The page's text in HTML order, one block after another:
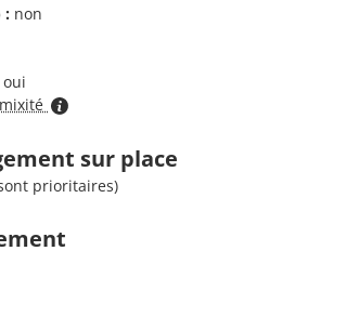
: non
oui
sur place
prioritaires)